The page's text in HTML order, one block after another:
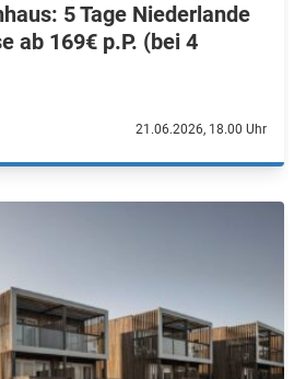
5 Tage Niederlande
ab 169€ p.P. (bei 4
21.06.2026, 18.00 Uhr